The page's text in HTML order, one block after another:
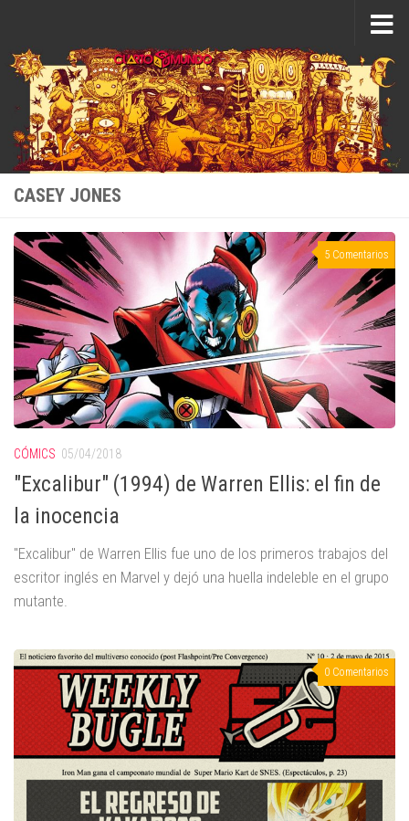
CASEY JONES
5 Comentarios
CÓMICS 05/04/2018
"Excalibur" (1994) de Warren Ellis: el fin de
la inocencia
"Excalibur" de Warren Ellis fue uno de los primeros trabajos del
escritor inglés en Marvel y dejó una huella indeleble en el grupo
mutante.
0 Comentarios